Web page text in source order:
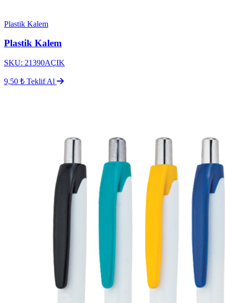
Plastik Kalem
Plastik Kalem
SKU: 21390AÇIK
9,50 ₺ Teklif Al